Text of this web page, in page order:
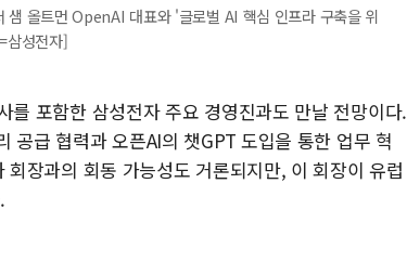
샘 올트먼 OpenAI 대표와 '글로벌 AI 핵심 인프라 구축을 위
삼성전자]
를 포함한 삼성전자 주요 경영진과도 만날 전망이다.
공급 협력과 오픈AI의 챗GPT 도입을 통한 업무 혁
장과의 회동 가능성도 거론되지만, 이 회장이 유럽